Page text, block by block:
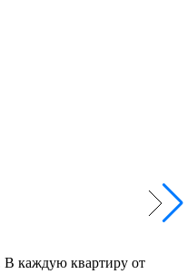
В каждую квартиру от